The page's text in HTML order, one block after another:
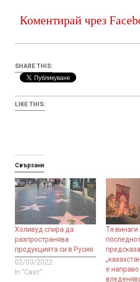
Коментирай чрез
SHARE THIS:
LIKE THIS:
Свързани
Холивуд спира да
разпространява
продукцията си в Русия
02/03/2022
In "Свят"
Тя
е направо